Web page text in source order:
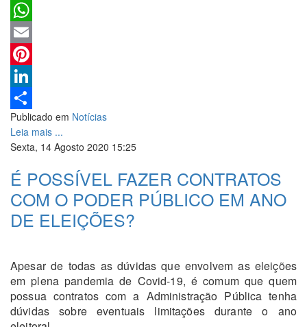
Twitter
WhatsApp
Email
Pinterest
LinkedIn
Share
Publicado em Notícias
Leia mais ...
Sexta, 14 Agosto 2020 15:25
É POSSÍVEL FAZER CONTRATOS
COM O PODER PÚBLICO EM ANO
DE ELEIÇÕES?
Apesar de todas as dúvidas que envolvem as eleições
em plena pandemia de Covid-19, é comum que quem
possua contratos com a Administração Pública tenha
dúvidas sobre eventuais limitações durante o ano